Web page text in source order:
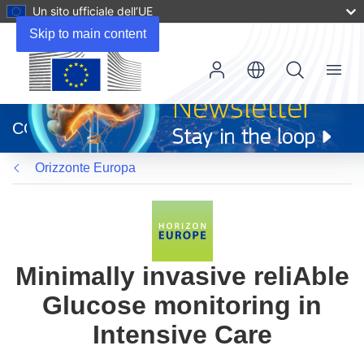
Skip to main content
Un sito ufficiale dell’UE
apre
in
una
nuova
finestra)
CORDIS
Menu
Orizzonte Europa
Minimally invasive reliAble
Glucose monitoring in
Intensive Care